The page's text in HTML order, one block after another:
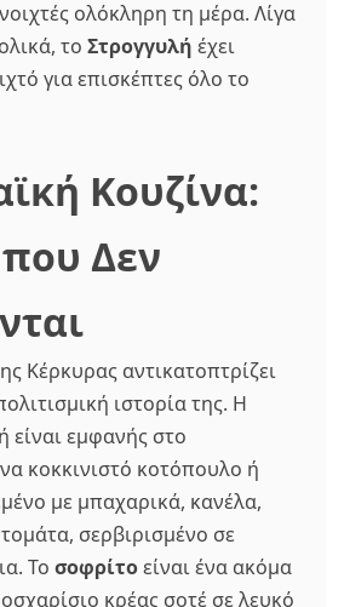
ολόκληρη τη μέρα. Λίγα
το Στρογγυλή έχει
για επισκέπτες όλο το
Κουζίνα:
που Δεν
Κέρκυρας αντικατοπτρίζει
ιστορία της. Η
είναι εμφανής στο
κοκκινιστό κοτόπουλο ή
με μπαχαρικά, κανέλα,
σερβιρισμένο σε
Το σοφρίτοείναι ένα ακόμα
κρέας σοτέ σε λευκό